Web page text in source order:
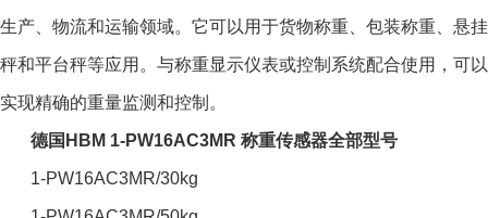
生产、物流和运输领域。它可以用于货物称重、包装称重、悬挂
秤和平台秤等应用。与称重显示仪表或控制系统配合使用，可以
实现精确的重量监测和控制。
德国HBM 1-PW16AC3MR 称重传感器全部型号
1-PW16AC3MR/30kg